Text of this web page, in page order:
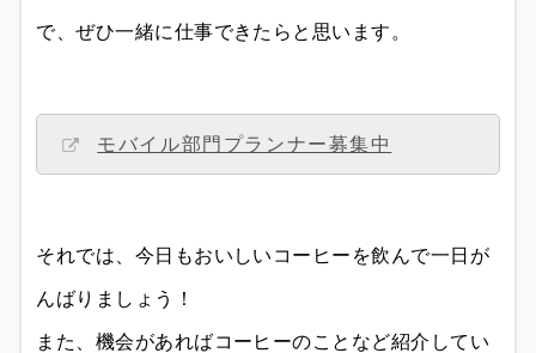
で、ぜひ一緒に仕事できたらと思います。
モバイル部門プランナー募集中
それでは、今日もおいしいコーヒーを飲んで一日が
んばりましょう！
また、機会があればコーヒーのことなど紹介してい